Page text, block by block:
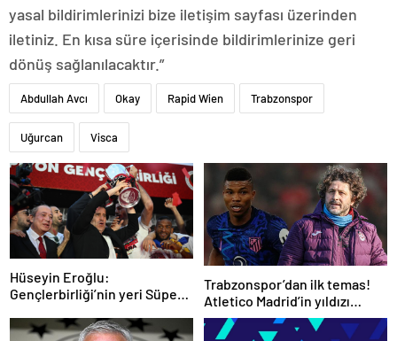
yasal bildirimlerinizi bize iletişim sayfası üzerinden
iletiniz. En kısa süre içerisinde bildirimlerinize geri
dönüş sağlanılacaktır.”
Abdullah Avcı Okay Rapid Wien Trabzonspor
Uğurcan Visca
Hüseyin Eroğlu:
Gençlerbirliği’nin yeri Süper
Trabzonspor’dan ilk temas!
Atletico Madrid’in yıldızı
gündemde